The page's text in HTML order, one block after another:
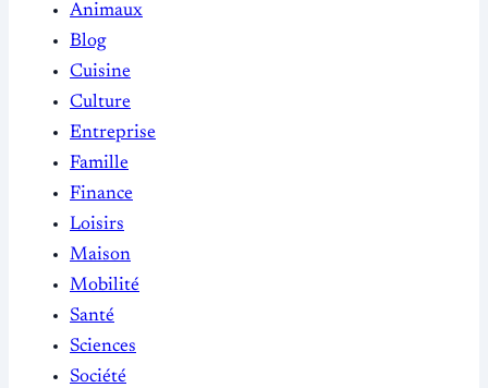
Animaux
Blog
Cuisine
Culture
Entreprise
Famille
Finance
Loisirs
Maison
Mobilité
Santé
Sciences
Société